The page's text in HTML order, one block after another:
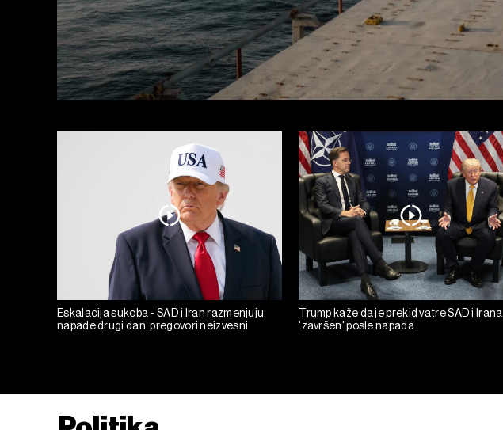
Eskalacija sukoba - SAD i Iran razmenjuju
napade drugi dan, pregovori neizvesni
Trump kaže da je prekid vatre SAD i Irana
'završen' posle napada